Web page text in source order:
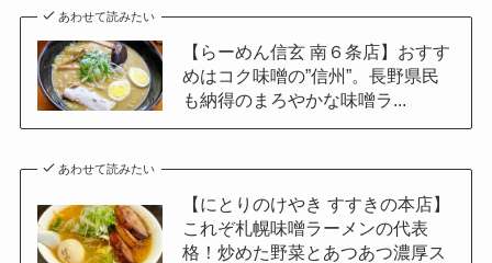
あわせて読みたい
【らーめん信玄 南６条店】おすす
めはコク味噌の”信州”。長野県民
も納得のまろやかな味噌ラ...
あわせて読みたい
【にとりのけやき すすきの本店】
これぞ札幌味噌ラーメンの代表
格！炒めた野菜とあつあつ濃厚ス